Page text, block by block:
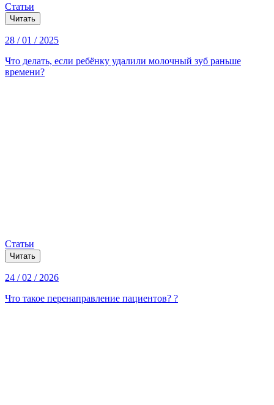
Статьи
Читать
28 / 01 / 2025
Что делать, если ребёнку удалили молочный зуб раньше
времени?
Статьи
Читать
24 / 02 / 2026
Что такое перенаправление пациентов? ?